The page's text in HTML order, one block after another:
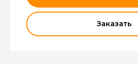
Заказать